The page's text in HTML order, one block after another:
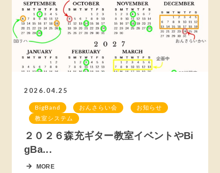
2026.04.25
BigBand おんさらい会
お知らせ
教室システム
２０２６森充ギター教室イベントやBi
gBa...
MORE